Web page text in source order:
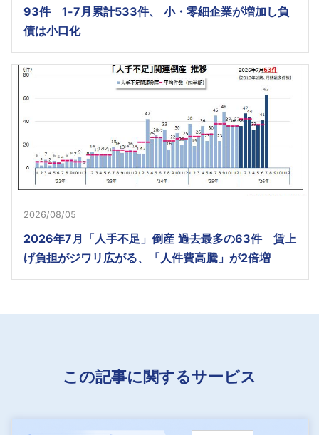
93件 1-7月累計533件、 小・零細企業が増加し負
債は小口化
2026/08/05
2026年7月「人手不足」倒産 過去最多の63件 賃上
げ負担がジワリ広がる、「人件費高騰」が2倍増
この記事に関するサービス